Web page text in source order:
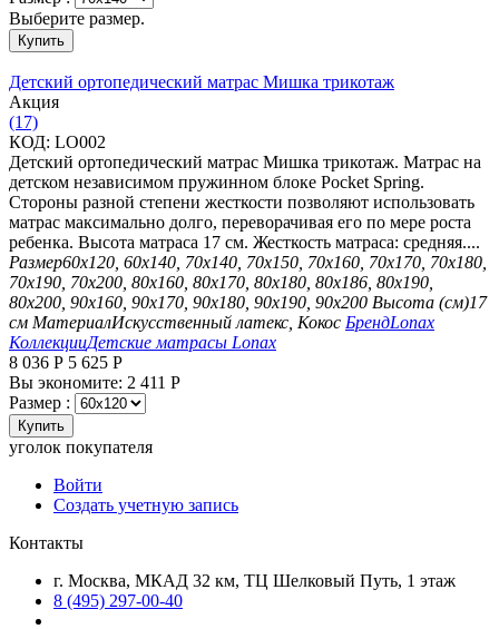
Выберите размер.
Купить
Детский ортопедический матрас Мишка трикотаж
Aкция
(17)
КОД: LO002
Детский ортопедический матрас Мишка трикотаж. Матрас на
детском независимом пружинном блоке Pocket Spring.
Стороны разной степени жесткости позволяют использовать
матрас максимально долго, переворачивая его по мере роста
ребенка. Высота матраса 17 см. Жесткость матраса: средняя....
Размер60х120, 60х140, 70х140, 70х150, 70х160, 70х170, 70х180,
70х190, 70х200, 80х160, 80х170, 80х180, 80х186, 80х190,
80х200, 90х160, 90х170, 90х180, 90х190, 90х200 Высота (см)17
см МатериалИскусственный латекс, Кокос БрендLonax
КоллекцииДетские матрасы Lonax
8 036 Р 5 625 Р
Вы экономите: 2 411 Р
Размер :
Купить
уголок покупателя
Войти
Создать учетную запись
Контакты
г. Москва, МКАД 32 км, ТЦ Шелковый Путь, 1 этаж
8 (495) 297-00-40